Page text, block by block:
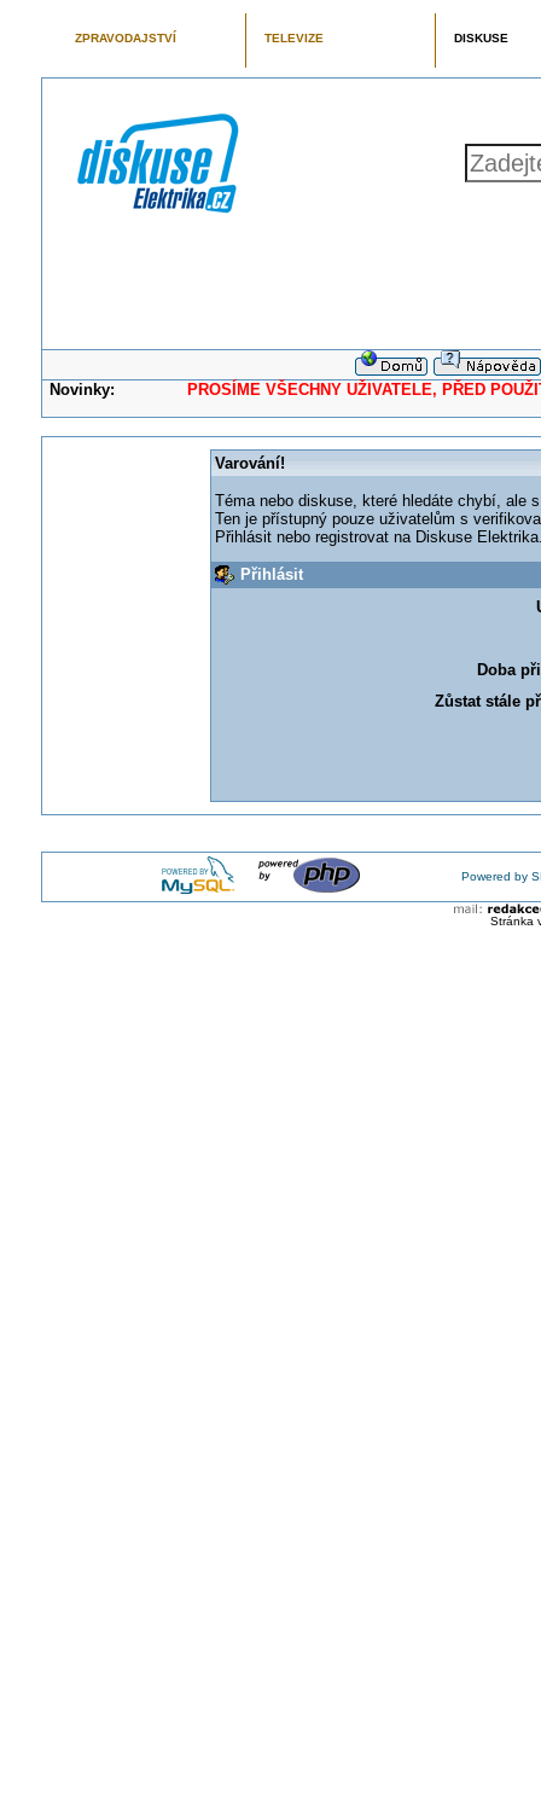
ZPRAVODAJSTVÍ TELEVIZE DISKUSE
Novinky: PROSÍME VŠECHNY UŽIVATELE, PŘED
Varování!
Téma nebo diskuse, které hledáte chybí, ale
Ten je přístupný pouze uživatelům s
Přihlásit nebo registrovat na Diskuse
Přihlásit
Doba
Zůstat stále
Powered by
Stránka